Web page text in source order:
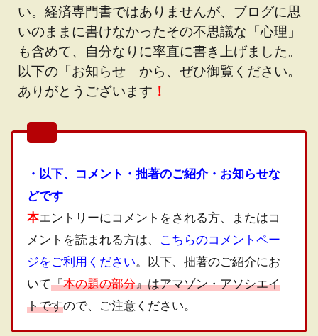
い。経済専門書ではありませんが、ブログに思
いのままに書けなかったその不思議な「心理」
も含めて、自分なりに率直に書き上げました。
以下の「お知らせ」から、ぜひ御覧ください。
ありがとうございます ！
・以下、コメント・拙著のご紹介・お知らせな
どです
本エントリーにコメントをされる方、またはコ
メントを読まれる方は、 こちらのコメントペー
ジをご利用ください。以下、拙著のご紹介にお
いて『本の題の部分』はアマゾン・アソシエイ
トですので、ご注意ください。